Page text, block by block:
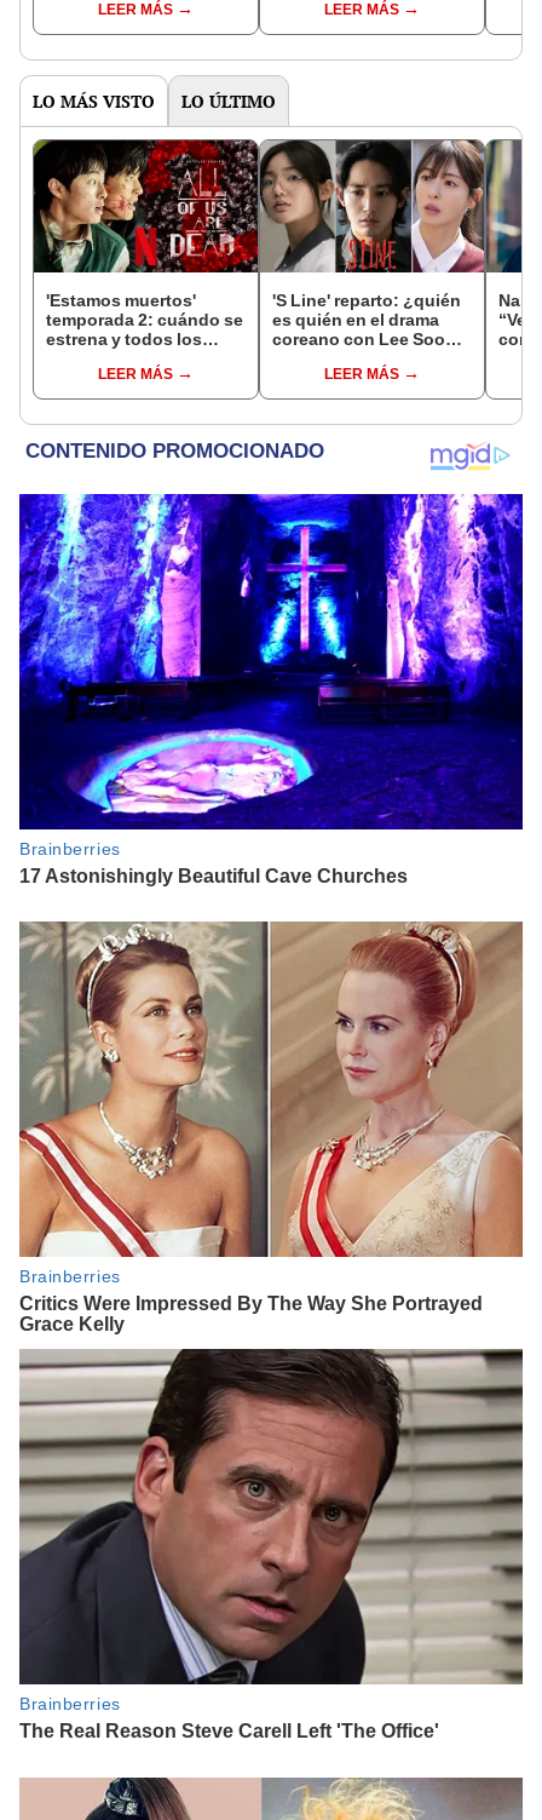
repudio en las redes
LEER MÁS
sexual en Corea
LEER MÁS
LO MÁS VISTO LO ÚLTIMO
'Estamos muertos'
temporada 2: cuándo se
estrena y todos los
entregaLEER MÁS
'S Line' reparto: ¿quién
es quién en el drama
coreano con Lee Soo
LEER MÁS
Nam